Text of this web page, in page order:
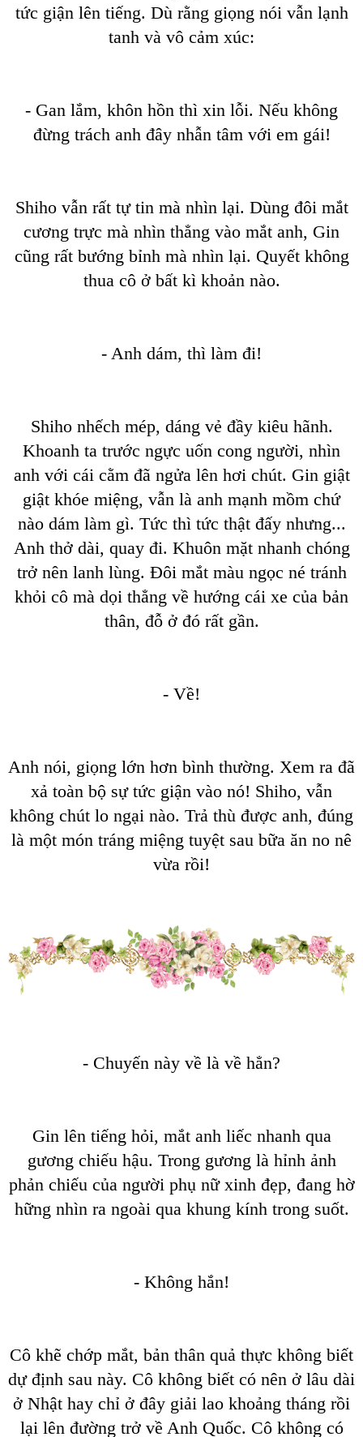
tức giận lên tiếng. Dù rằng giọng nói vẫn lạnh
tanh và vô cảm xúc:
- Gan lắm, khôn hồn thì xin lỗi. Nếu không
đừng trách anh đây nhẫn tâm với em gái!
Shiho vẫn rất tự tin mà nhìn lại. Dùng đôi mắt
cương trực mà nhìn thẳng vào mắt anh, Gin
cũng rất bướng bỉnh mà nhìn lại. Quyết không
thua cô ở bất kì khoản nào.
- Anh dám, thì làm đi!
Shiho nhếch mép, dáng vẻ đầy kiêu hãnh.
Khoanh ta trước ngực uốn cong người, nhìn
anh với cái cằm đã ngửa lên hơi chút. Gin giật
giật khóe miệng, vẫn là anh mạnh mồm chứ
nào dám làm gì. Tức thì tức thật đấy nhưng...
Anh thở dài, quay đi. Khuôn mặt nhanh chóng
trở nên lanh lùng. Đôi mắt màu ngọc né tránh
khỏi cô mà dọi thẳng về hướng cái xe của bản
thân, đỗ ở đó rất gần.
- Về!
Anh nói, giọng lớn hơn bình thường. Xem ra đã
xả toàn bộ sự tức giận vào nó! Shiho, vẫn
không chút lo ngại nào. Trả thù được anh, đúng
là một món tráng miệng tuyệt sau bữa ăn no nê
vừa rồi!
- Chuyến này về là về hẳn?
Gin lên tiếng hỏi, mắt anh liếc nhanh qua
gương chiếu hậu. Trong gương là hỉnh ảnh
phản chiếu của người phụ nữ xinh đẹp, đang hờ
hững nhìn ra ngoài qua khung kính trong suốt.
- Không hắn!
Cô khẽ chớp mắt, bản thân quả thực không biết
dự định sau này. Cô không biết có nên ở lâu dài
ở Nhật hay chỉ ở đây giải lao khoảng tháng rồi
lại lên đường trở về Anh Quốc. Cô không có